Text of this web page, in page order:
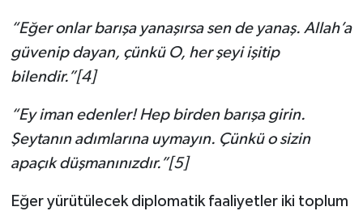
“Eğer onlar barışa yanaşırsa sen de yanaş. Allah’a
güvenip dayan, çünkü O, her şeyi işitip
bilendir.”[4]
“Ey iman edenler! Hep birden barışa girin.
Şeytanın adımlarına uymayın. Çünkü o sizin
apaçık düşmanınızdır.”[5]
Eğer yürütülecek diplomatik faaliyetler iki toplum